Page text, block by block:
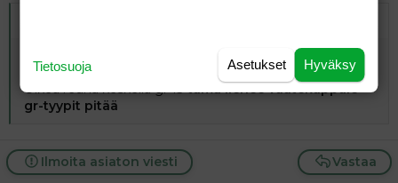
Oikea reuna keskellä gr 13tämä lienee vaatekappale
gr-tyypit pitää
Vastaa
Ilmoita asiaton viesti
Hyväksy
Asetukset
Tietosuoja